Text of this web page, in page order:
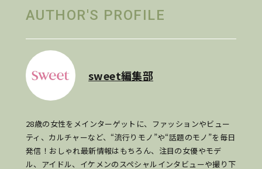
AUTHOR'S PROFILE
sweet編集部
28歳の女性をメインターゲットに、ファッションやビュー
ティ、カルチャーなど、“流行りモノ”や“話題のモノ”を毎日
発信！おしゃれ最新情報はもちろん、注目の女優やモデ
ル、アイドル、イケメンのスペシャルインタビューや撮り下